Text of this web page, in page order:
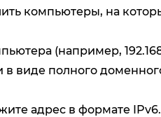
компьютеры, на
(например,
в виде полного
адрес в формате